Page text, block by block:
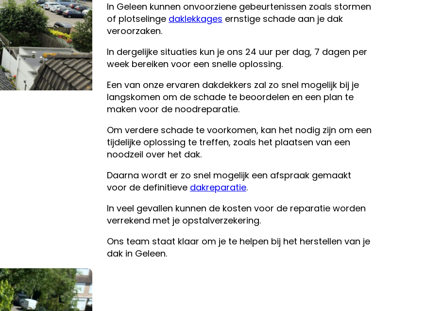
In Geleen kunnen onvoorziene gebeurtenissen zoals stormen
of plotselinge daklekkages ernstige schade aan je dak
veroorzaken.
In dergelijke situaties kun je ons 24 uur per dag, 7 dagen per
week bereiken voor een snelle oplossing.
Een van onze ervaren dakdekkers zal zo snel mogelijk bij je
langskomen om de schade te beoordelen en een plan te
maken voor de noodreparatie.
Om verdere schade te voorkomen, kan het nodig zijn om een
tijdelijke oplossing te treffen, zoals het plaatsen van een
noodzeil over het dak.
Daarna wordt er zo snel mogelijk een afspraak gemaakt
voor de definitieve dakreparatie.
In veel gevallen kunnen de kosten voor de reparatie worden
verrekend met je opstalverzekering.
Ons team staat klaar om je te helpen bij het herstellen van je
dak in Geleen.